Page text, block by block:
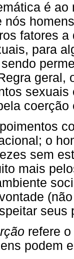
é
nós
fatores
para
geral,
o
sem
mais
refere
podem